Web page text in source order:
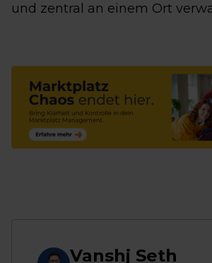
und zentral an einem Ort
Vanshj Seth